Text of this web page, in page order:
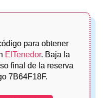
para obtener
ElTenedor. Baja la
final de la reserva
7B64F18F.